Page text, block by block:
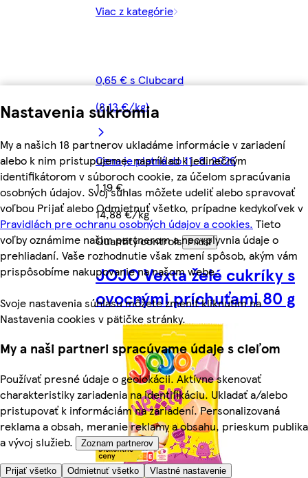
Nastavenia súkromia
My a našich 18 partnerov ukladáme informácie v zariadení
alebo k nim pristupujeme, napríklad k jedinečným
identifikátorom v súboroch cookie, za účelom spracúvania
osobných údajov. Svoj súhlas môžete udeliť alebo spravovať
voľbou Prijať alebo Odmietnuť všetko, prípadne kedykoľvek v
Pravidlách pre ochranu osobných údajov a cookies. Tieto
voľby oznámime našim partnerom a neovplyvnia údaje o
prehliadaní. Vaše rozhodnutie však zmení spôsob, akým vám
prispôsobíme nakupovanie na našom webe.
Svoje nastavenia súhlasu môžete zmeniť kliknutím na
Nastavenia cookies v pätičke stránky.
My a naši partneri spracúvame údaje s cieľom
Používať presné údaje o geolokácii. Aktívne skenovať
charakteristiky zariadenia na identifikáciu. Ukladať a/alebo
pristupovať k informáciám na zariadení. Personalizovaná
reklama a obsah, meranie reklamy a obsahu, prieskum publika
a vývoj služieb.
Zoznam partnerov
Prijať všetko Odmietnuť všetko Vlastné nastavenie
Viac z kategórie
0,65 € s Clubcard
(8,13 €/kg)
Cena je platná do 11. 8. 2026
1,19 €
14,88 €/kg
Quantity controls Pridať
JOJO Vexta želé cukríky s
ovocnými príchuťami 80 g